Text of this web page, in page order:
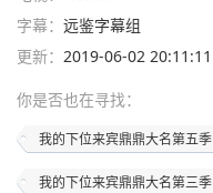
字幕： 远鉴字幕组
更新： 2019-06-02 20:11:11
你是否也在寻找：
我的下位来宾鼎鼎大名第五季
我的下位来宾鼎鼎大名第三季